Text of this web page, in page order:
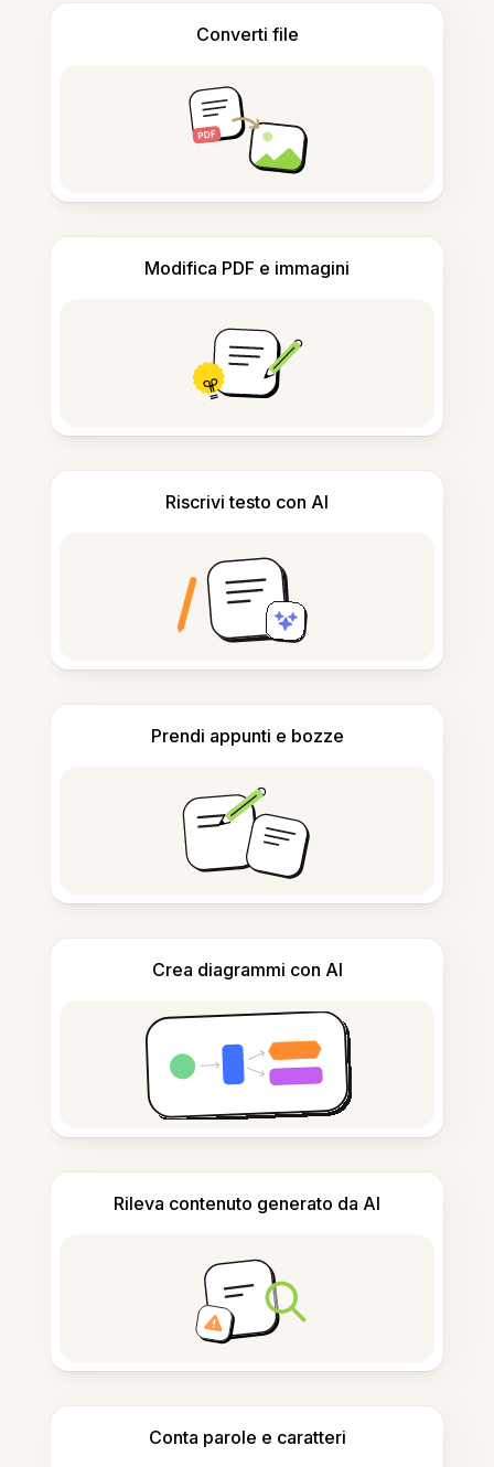
Converti file
Modifica PDF e immagini
Riscrivi testo con AI
Prendi appunti e bozze
Crea diagrammi con AI
Rileva contenuto generato da AI
Conta parole e caratteri